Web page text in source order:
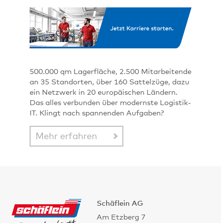
500.000 qm Lagerfläche, 2.500 Mitarbeitende
an 35 Standorten, über 160 Sattelzüge, dazu
ein Netzwerk in 20 europäischen Ländern.
Das alles verbunden über modernste Logistik-
IT. Klingt nach spannenden Aufgaben?
Mehr erfahren
Schäflein AG
Am Etzberg 7